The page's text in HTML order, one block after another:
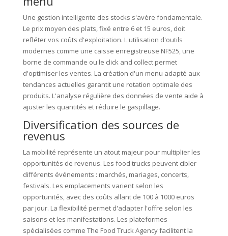
Une gestion intelligente des stocks s'avère fondamentale.
Le prix moyen des plats, fixé entre 6 et 15 euros, doit
refléter vos coûts d'exploitation. L'utilisation d'outils
modernes comme une caisse enregistreuse NF525, une
borne de commande ou le click and collect permet
d'optimiser les ventes. La création d'un menu adapté aux
tendances actuelles garantit une rotation optimale des
produits. L'analyse régulière des données de vente aide à
ajuster les quantités et réduire le gaspillage.
Diversification des sources de
revenus
La mobilité représente un atout majeur pour multiplier les
opportunités de revenus. Les food trucks peuvent cibler
différents événements : marchés, mariages, concerts,
festivals. Les emplacements varient selon les
opportunités, avec des coûts allant de 100 à 1000 euros
par jour. La flexibilité permet d'adapter l'offre selon les
saisons et les manifestations. Les plateformes
spécialisées comme The Food Truck Agency facilitent la